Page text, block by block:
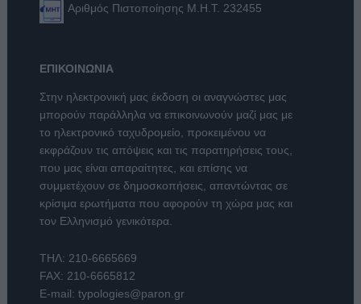
Αριθμός Πιστοποίησης Μ.Η.Τ. 232455
ΕΠΙΚΟΙΝΩΝΙΑ
Στην ηλεκτρονική μας έκδοση οι αναγνώστες μας
μπορούν παράλληλα να επικοινωνούν μαζί μας με
το ηλεκτρονικό ταχυδρομείο, προκειμένου να
εκφράζουν τις απόψεις και τις παρατηρήσεις τους,
που μας είναι απαραίτητες, και επίσης να
συμμετέχουν σε δημοσκοπήσεις, απαντώντας σε
κρίσιμα ερωτήματα που αφορούν τη χώρα μας και
τον Ελληνισμό γενικότερα.
ΤΗΛ: 210-6665669
FAX: 210-6665812
E-mail: typologies@paron.gr